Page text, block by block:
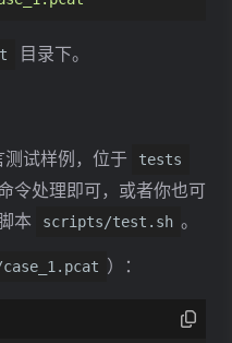
目录下。
测试样例，位于 tests
令处理即可，或者你也可
本
scripts/test.sh 。
）：